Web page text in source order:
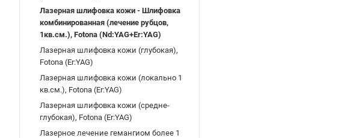
Лазерная шлифовка кожи - Шлифовка
комбинированная (лечение рубцов,
1кв.см.), Fotona (Nd:YAG+Er:YAG)
Лазерная шлифовка кожи (глубокая),
Fotona (Er:YAG)
Лазерная шлифовка кожи (локально 1
кв.см.), Fotona (Er:YAG)
Лазерная шлифовка кожи (средне-
глубокая), Fotona (Er:YAG)
Лазерное лечение гемангиом более 1